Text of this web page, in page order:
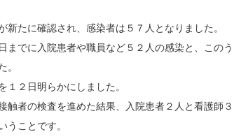
たに確認され、感染者は５７人となりました。
でに入院患者や職員など５２人の感染と、このう
。
２日明らかにしました。
触者の検査を進めた結果、入院患者２人と看護師３
うことです。